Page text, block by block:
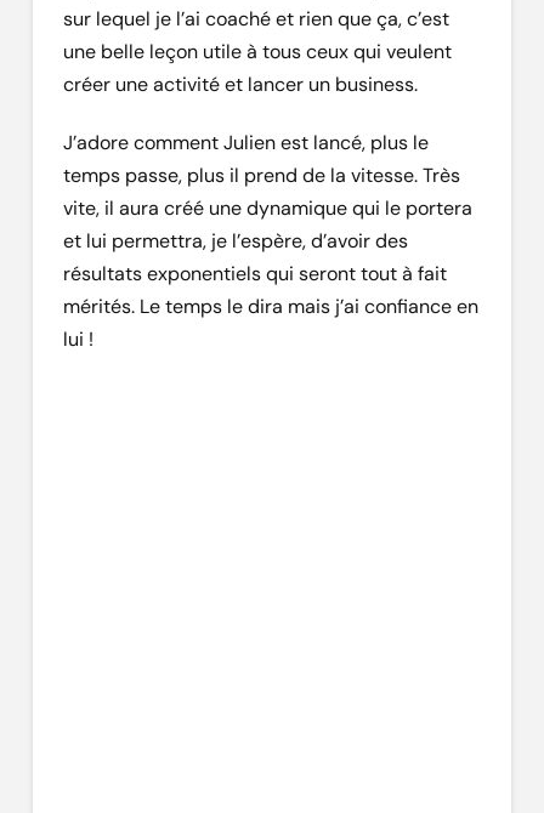
sur lequel je l’ai coaché et rien que ça, c’est
une belle leçon utile à tous ceux qui veulent
créer une activité et lancer un business.
J’adore comment Julien est lancé, plus le
temps passe, plus il prend de la vitesse. Très
vite, il aura créé une dynamique qui le portera
et lui permettra, je l’espère, d’avoir des
résultats exponentiels qui seront tout à fait
mérités. Le temps le dira mais j’ai confiance en
lui !